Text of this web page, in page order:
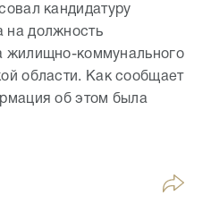
кандидатуру
на должность
жилищно-коммунального
области. Как сообщает
об этом была